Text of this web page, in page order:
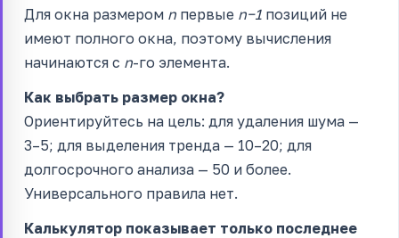
Для окна размером n первые n−1 позиций не
имеют полного окна, поэтому вычисления
начинаются с n-го элемента.
Как выбрать размер окна?
Ориентируйтесь на цель: для удаления шума —
3–5; для выделения тренда — 10–20; для
долгосрочного анализа — 50 и более.
Универсального правила нет.
Калькулятор показывает только последнее